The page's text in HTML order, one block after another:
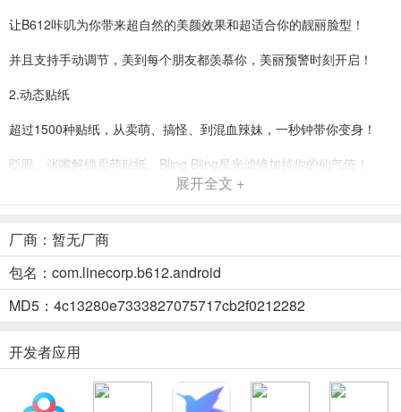
让B612咔叽为你带来超自然的美颜效果和超适合你的靓丽脸型！
并且支持手动调节，美到每个朋友都羡慕你，美丽预警时刻开启！
2.动态贴纸
超过1500种贴纸，从卖萌、搞怪、到混血辣妹，一秒钟带你变身！
眨眼、张嘴解锁卖萌贴纸、Bling Bling星光滤镜加持你的仙气值！
3.潮流音乐
覆盖全球潮流音乐，无需复杂技巧，1秒钟拍摄自己的音乐短视频
软件功能
各种AR虚拟萌宠，点一点、划一划，轻松互动萌翻你！
2.GIF表情包
展开全文 +
厂商：暂无厂商
包名：com.linecorp.b612.android
MD5：4c13280e7333827075717cb2f0212282
开发者应用